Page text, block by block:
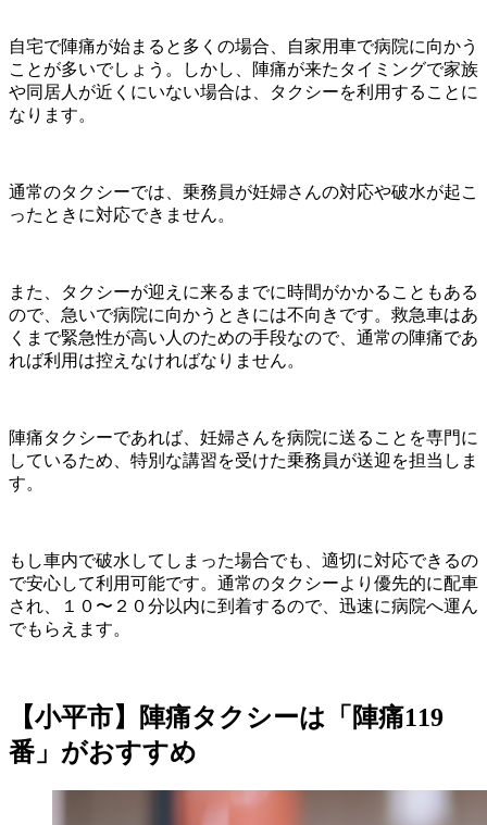
自宅で陣痛が始まると多くの場合、自家用車で病院に向かう
ことが多いでしょう。しかし、陣痛が来たタイミングで家族
や同居人が近くにいない場合は、タクシーを利用することに
なります。
通常のタクシーでは、乗務員が妊婦さんの対応や破水が起こ
ったときに対応できません。
また、タクシーが迎えに来るまでに時間がかかることもある
ので、急いで病院に向かうときには不向きです。救急車はあ
くまで緊急性が高い人のための手段なので、通常の陣痛であ
れば利用は控えなければなりません。
陣痛タクシーであれば、妊婦さんを病院に送ることを専門に
しているため、特別な講習を受けた乗務員が送迎を担当しま
す。
もし車内で破水してしまった場合でも、適切に対応できるの
で安心して利用可能です。通常のタクシーより優先的に配車
され、１０〜２０分以内に到着するので、迅速に病院へ運ん
でもらえます。
【小平市】陣痛タクシーは「陣痛119
番」がおすすめ